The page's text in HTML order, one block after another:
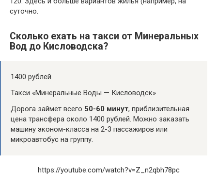
суточно.
Сколько ехать на такси от Минеральных
Вод до Кисловодска?
1400 рублей
Такси «Минеральные Воды — Кисловодск»
Дорога займет всего 50-60 минут, приблизительная
цена трансфера около 1400 рублей. Можно заказать
машину эконом-класса на 2-3 пассажиров или
микроавтобус на группу.
https://youtube.com/watch?v=Z_n2qbh78pc